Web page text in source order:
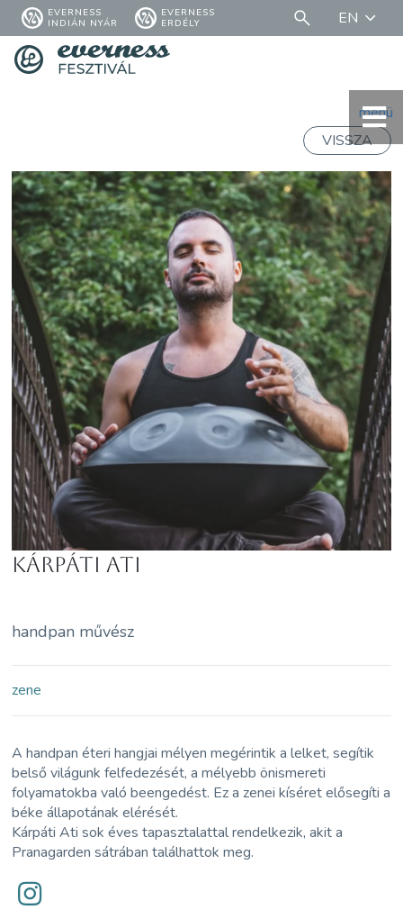
EVERNESS
INDIÁN NYÁR
EVERNESS
ERDÉLY
EN
menü
VISSZA
Kárpáti Ati
handpan művész
zene
A handpan éteri hangjai mélyen megérintik a lelket, segítik
belső világunk felfedezését, a mélyebb önismereti
folyamatokba való beengedést. Ez a zenei kíséret elősegíti a
béke állapotának elérését.
Kárpáti Ati sok éves tapasztalattal rendelkezik, akit a
Pranagarden sátrában találhattok meg.